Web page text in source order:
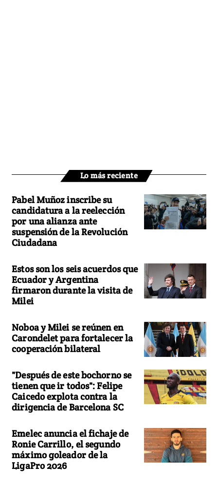
Lo más reciente
Pabel Muñoz inscribe su
candidatura a la reelección
por una alianza ante
suspensión de la Revolución
Ciudadana
Estos son los seis acuerdos que
Ecuador y Argentina
firmaron durante la visita de
Milei
Noboa y Milei se reúnen en
Carondelet para fortalecer la
cooperación bilateral
"Después de este bochorno se
tienen que ir todos": Felipe
Caicedo explota contra la
dirigencia de Barcelona SC
Emelec anuncia el fichaje de
Ronie Carrillo, el segundo
máximo goleador de la
LigaPro 2026